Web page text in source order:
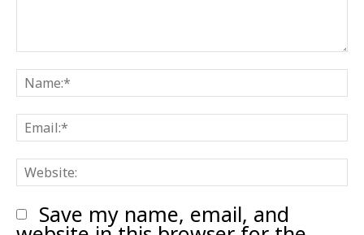
Comment:
Save my name, email, and